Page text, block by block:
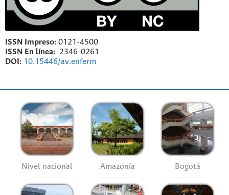
ISSN Impreso: 0121-4500
ISSN En línea: 2346-0261
DOI: 10.15446/av.enferm
Nivel nacional Amazonía Bogotá